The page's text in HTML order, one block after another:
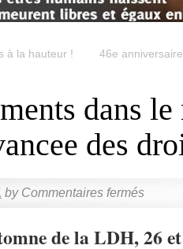
à la hauteur ! 46e
dans le
des
by Commentaires fermés
de la LDH, 26